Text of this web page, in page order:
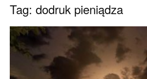
Tag: dodruk pieniądza